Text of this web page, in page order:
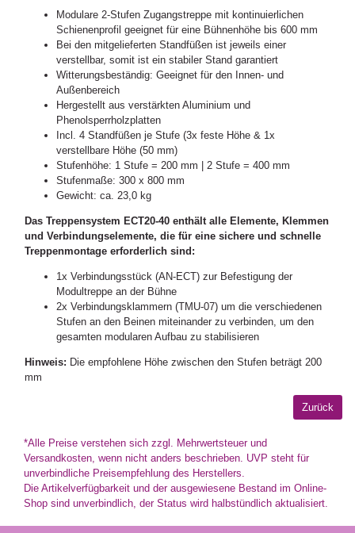
Modulare 2-Stufen Zugangstreppe mit kontinuierlichen
Schienenprofil geeignet für eine Bühnenhöhe bis 600 mm
Bei den mitgelieferten Standfüßen ist jeweils einer
verstellbar, somit ist ein stabiler Stand garantiert
Witterungsbeständig: Geeignet für den Innen- und
Außenbereich
Hergestellt aus verstärkten Aluminium und
Phenolsperrholzplatten
Incl. 4 Standfüßen je Stufe (3x feste Höhe & 1x
verstellbare Höhe (50 mm)
Stufenhöhe: 1 Stufe = 200 mm | 2 Stufe = 400 mm
Stufenmaße: 300 x 800 mm
Gewicht: ca. 23,0 kg
Das Treppensystem ECT20-40 enthält alle Elemente, Klemmen
und Verbindungselemente, die für eine sichere und schnelle
Treppenmontage erforderlich sind:
1x Verbindungsstück (AN-ECT) zur Befestigung der
Modultreppe an der Bühne
2x Verbindungsklammern (TMU-07) um die verschiedenen
Stufen an den Beinen miteinander zu verbinden, um den
gesamten modularen Aufbau zu stabilisieren
Hinweis: Die empfohlene Höhe zwischen den Stufen beträgt 200
mm
*Alle Preise verstehen sich zzgl. Mehrwertsteuer und
Versandkosten, wenn nicht anders beschrieben. UVP steht für
unverbindliche Preisempfehlung des Herstellers.
Die Artikelverfügbarkeit und der ausgewiesene Bestand im Online-
Shop sind unverbindlich, der Status wird halbstündlich aktualisiert.